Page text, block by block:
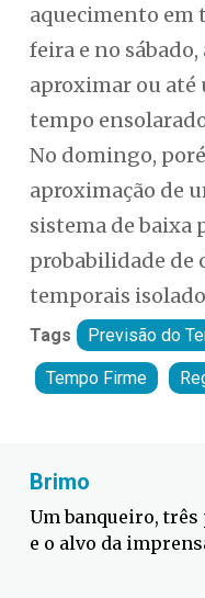
aquecimento em
feira e no
aproximar ou até
tempo
No domingo,
aproximação de
sistema de baixa
probabilidade de
temporais
Tags Previsão do
Tempo Firme
Defesa
contra o